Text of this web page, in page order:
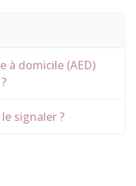
à domicile (AED)
signaler ?